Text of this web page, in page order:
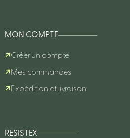
MON COMPTE
Créer un compte
Mes commandes
Expédition et livraison
RESISTEX